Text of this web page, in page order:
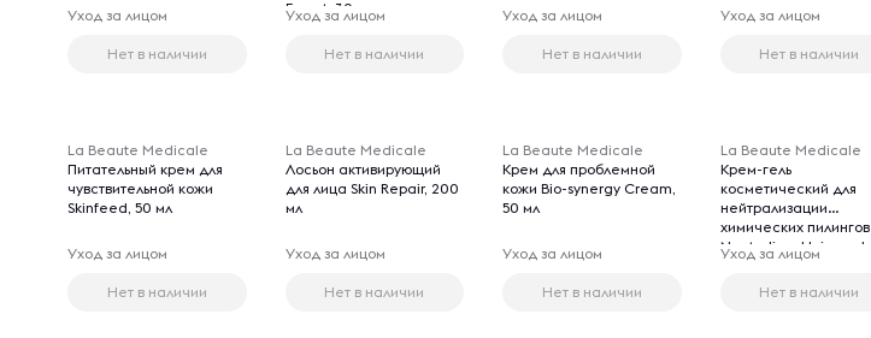
Уход за лицом
Нет в наличии
Expert, 30 мл
Уход за лицом
Нет в наличии
Уход за лицом
Нет в наличии
Уход за лицом
Нет в наличии
La Beaute Medicale
Питательный крем для
чувствительной кожи
Skinfeed, 50 мл
Уход за лицом
Нет в наличии
La Beaute Medicale
Лосьон активирующий
для лица Skin Repair, 200
мл
Уход за лицом
Нет в наличии
La Beaute Medicale
Крем для проблемной
кожи Bio-synergy Cream,
50 мл
Уход за лицом
Нет в наличии
La Beaute Medicale
Крем-гель
косметический для
нейтрализации
химических пилингов
Neutralizer Universal,
200 мл
Уход за лицом
Нет в наличии